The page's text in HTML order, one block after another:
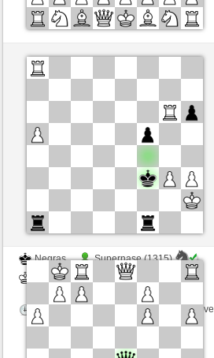
Negras
Anonymous
Blancas
Tiempo: 5 minutes/side + 8 seconds/move
Negras
Supernase (1315)
Blancas
Hinkelstein (1309)
Tiempo: 5 minutes/side + 8 seconds/move